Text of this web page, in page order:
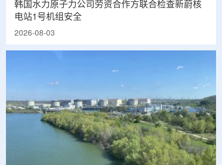
韩国水力原子力公司劳资合作方联合检查新蔚核
电站1号机组安全
2026-08-03